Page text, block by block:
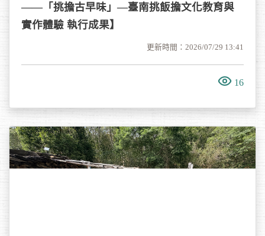
——「挑擔古早味」—臺南挑飯擔文化教育與
實作體驗 執行成果】
更新時間：2026/07/29 13:41
16